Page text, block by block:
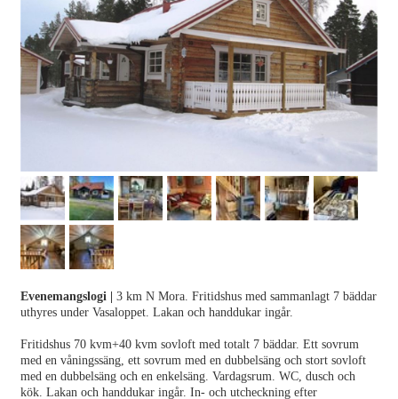
Evenemangslogi
3 km N Mora. Fritidshus med sammanlagt 7 bäddar
uthyres under Vasaloppet. Lakan och handdukar ingår.
Fritidshus 70 kvm+40 kvm sovloft med totalt 7 bäddar. Ett sovrum
med en våningssäng, ett sovrum med en dubbelsäng och stort sovloft
med en dubbelsäng och en enkelsäng. Vardagsrum. WC, dusch och
kök. Lakan och handdukar ingår. In- och utcheckning efter